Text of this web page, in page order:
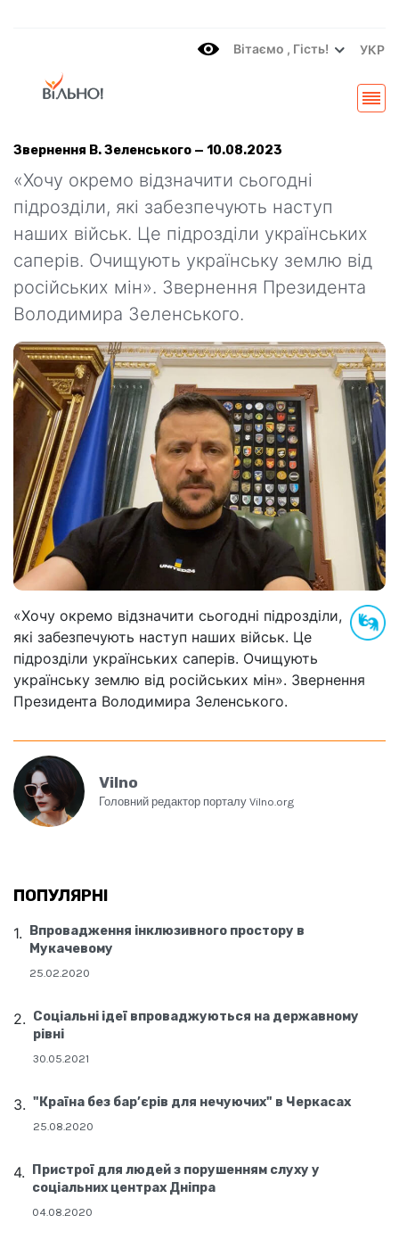
Вітаємo , Гість! УКР
Звернення В. Зеленського — 10.08.2023
«Хочу окремо відзначити сьогодні
підрозділи, які забезпечують наступ
наших військ. Це підрозділи українських
саперів. Очищують українську землю від
російських мін». Звернення Президента
Володимира Зеленського.
«Хочу окремо відзначити сьогодні підрозділи,
які забезпечують наступ наших військ. Це
підрозділи українських саперів. Очищують
українську землю від російських мін». Звернення
Президента Володимира Зеленського.
Vilno
Головний редактор порталу Vilno.org
ПОПУЛЯРНІ
Впровадження інклюзивного простору в
Мукачевому
25.02.2020
Соціальні ідеї впроваджуються на державному
рівні
30.05.2021
"Країна без бар’єрів для нечуючих" в Черкасах
25.08.2020
Пристрої для людей з порушенням слуху у
соціальних центрах Дніпра
04.08.2020